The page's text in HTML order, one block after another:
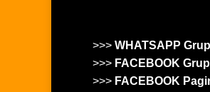
>>> WHATSAPP
>>> FACEBOOK
>>> FACEBOOK